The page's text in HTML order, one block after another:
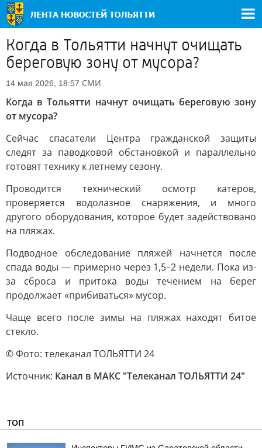
Когда в Тольятти начнут очищать
береговую зону от мусора?
14 мая 2026, 18:57 СМИ
Когда в Тольятти начнут очищать береговую зону
от мусора?
Сейчас спасатели Центра гражданской защиты
следят за паводковой обстановкой и параллельно
готовят технику к летнему сезону.
Проводится технический осмотр катеров,
проверяется водолазное снаряжения, и много
другого оборудования, которое будет задействовано
на пляжах.
Подводное обследование пляжей начнется после
спада воды — примерно через 1,5–2 недели. Пока из-
за сброса и притока воды течением на берег
продолжает «прибиваться» мусор.
Чаще всего после зимы на пляжах находят битое
стекло.
© Фото: телеканал ТОЛЬЯТТИ 24
Источник: Канал в МАКС "Телеканал ТОЛЬЯТТИ 24"
ТОП